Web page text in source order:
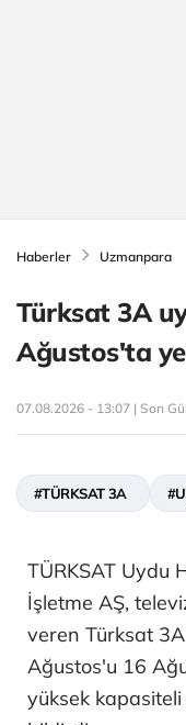
Haberler Uzmanpara
Türksat 3A
Ağustos'ta
07.08.2026 - 13:07 | Son
#TÜRKSAT 3A
TÜRKSAT Uydu
İşletme AŞ,
veren Türksat
Ağustos'u 16
yüksek kapasiteli